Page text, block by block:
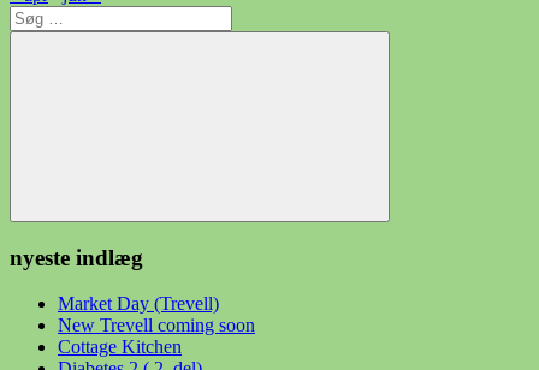
Søg
efter:
Søg
nyeste indlæg
Market Day (Trevell)
New Trevell coming soon
Cottage Kitchen